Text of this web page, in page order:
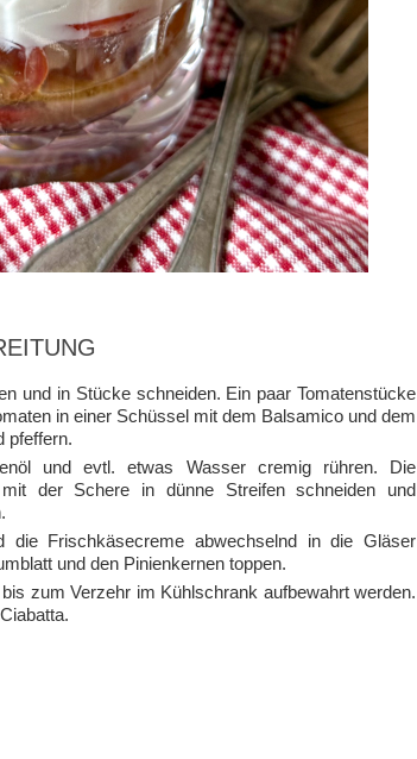
und in Stücke schneiden. Ein paar Tomatenstücke
in einer Schüssel mit dem Balsamico und dem
pfeffern.
und evtl. etwas Wasser cremig rühren. Die
der Schere in dünne Streifen schneiden und
Frischkäsecreme abwechselnd in die Gläser
und den Pinienkernen toppen.
zum Verzehr im Kühlschrank aufbewahrt werden.